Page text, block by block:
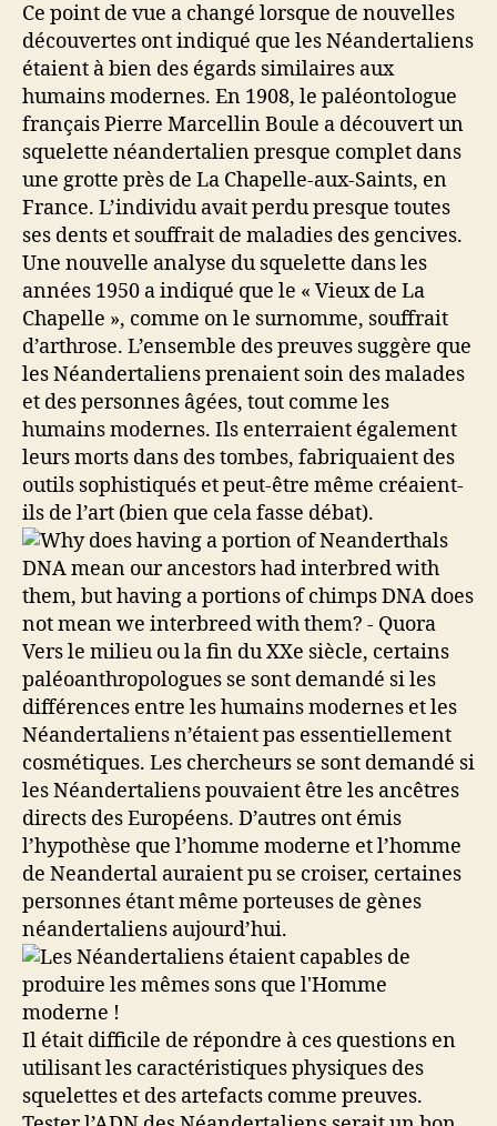
Ce point de vue a changé lorsque de nouvelles
découvertes ont indiqué que les Néandertaliens
étaient à bien des égards similaires aux
humains modernes. En 1908, le paléontologue
français Pierre Marcellin Boule a découvert un
squelette néandertalien presque complet dans
une grotte près de La Chapelle-aux-Saints, en
France. L’individu avait perdu presque toutes
ses dents et souffrait de maladies des gencives.
Une nouvelle analyse du squelette dans les
années 1950 a indiqué que le « Vieux de La
Chapelle », comme on le surnomme, souffrait
d’arthrose. L’ensemble des preuves suggère que
les Néandertaliens prenaient soin des malades
et des personnes âgées, tout comme les
humains modernes. Ils enterraient également
leurs morts dans des tombes, fabriquaient des
outils sophistiqués et peut-être même créaient-
ils de l’art (bien que cela fasse débat).
Vers le milieu ou la fin du XXe siècle, certains
paléoanthropologues se sont demandé si les
différences entre les humains modernes et les
Néandertaliens n’étaient pas essentiellement
cosmétiques. Les chercheurs se sont demandé si
les Néandertaliens pouvaient être les ancêtres
directs des Européens. D’autres ont émis
l’hypothèse que l’homme moderne et l’homme
de Neandertal auraient pu se croiser, certaines
personnes étant même porteuses de gènes
néandertaliens aujourd’hui.
Il était difficile de répondre à ces questions en
utilisant les caractéristiques physiques des
squelettes et des artefacts comme preuves.